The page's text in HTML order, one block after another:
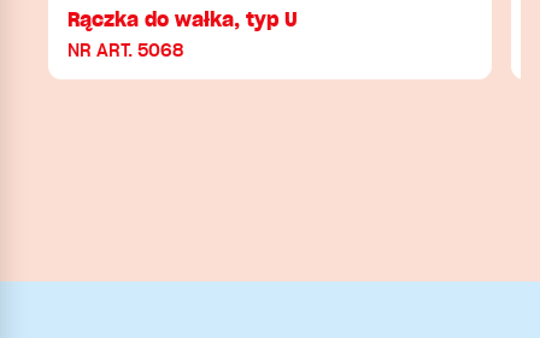
Rączka do wałka, typ U
NR ART. 5068